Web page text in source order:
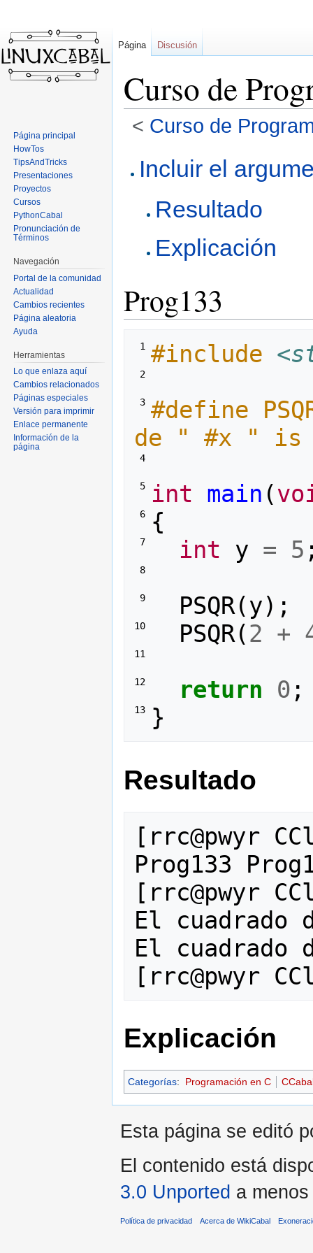
Curso de
< Curso de
navegación
búsqueda
Incluir el
Resultado
Explicación
Prog133
1 #include
2
3 #define
de " #x " is
4
5 int main (
6 {
7 int y = 5
8
9 PSQR(y);
10 PSQR(2 +
11
12 return 0 ;
13 }
Resultado
[rrc@pwyr
Prog133
[rrc@pwyr
El cuadrado
El
Explicación
Categorías: Programación en C
Página Discusión
Página principal
HowTos
TipsAndTricks
Presentaciones
Proyectos
Cursos
PythonCabal
Pronunciación de
Términos
Navegación
Portal de la comunidad
Actualidad
Cambios recientes
Página aleatoria
Ayuda
Herramientas
Lo que enlaza aquí
Cambios relacionados
Páginas especiales
Versión para imprimir
Enlace permanente
Información de la
página
Esta página se editó
El contenido está
3.0 Unported a
Política de privacidad Acerca de WikiCabal